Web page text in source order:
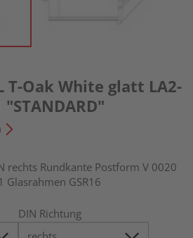
T-Oak White glatt LA2-
rechts Rundkante Postform V 0020
GSR16
DIN Richtung